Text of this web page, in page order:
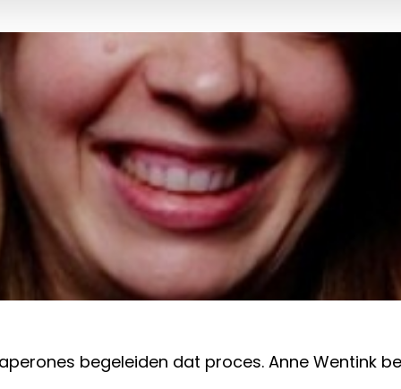
begeleiden dat proces. Anne Wentink